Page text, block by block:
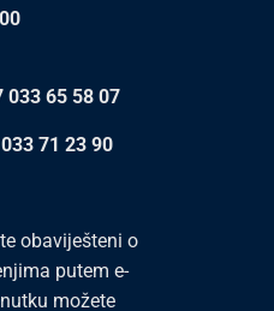
65 58 07
71 23 90
obaviješteni o
putem e-
možete